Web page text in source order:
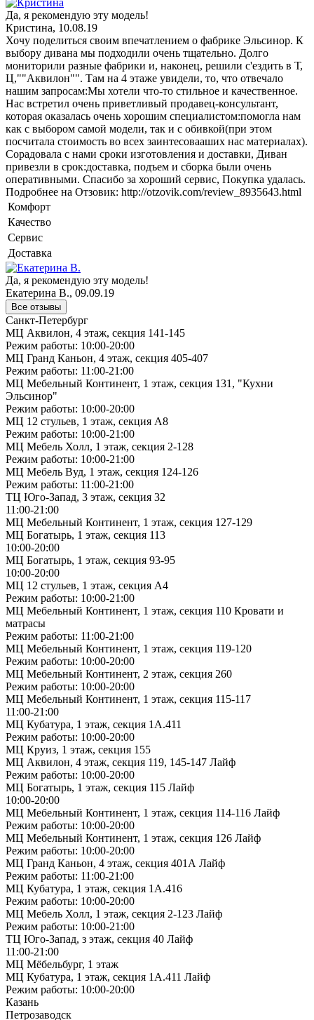
Да, я рекомендую эту модель!
Кристина, 10.08.19
Хочу поделиться своим впечатлением о фабрике Эльсинор. К
выбору дивана мы подходили очень тщательно. Долго
мониторили разные фабрики и, наконец, решили с'ездить в Т,
Ц,""Аквилон"". Там на 4 этаже увидели, то, что отвечало
нашим запросам:Мы хотели что-то стильное и качественное.
Нас встретил очень приветливый продавец-консультант,
которая оказалась очень хорошим специалистом:помогла нам
как с выбором самой модели, так и с обивкой(при этом
посчитала стоимость во всех заинтесовааших нас материалах).
Сорадовала с нами сроки изготовления и доставки, Диван
привезли в срок:доставка, подъем и сборка были очень
оперативными. Спасибо за хороший сервис, Покупка удалась.
Подробнее на Отзовик: http://otzovik.com/review_8935643.html
Комфорт
Качество
Сервис
Доставка
Да, я рекомендую эту модель!
Екатерина В., 09.09.19
Все отзывы
Санкт-Петербург
МЦ Аквилон, 4 этаж, секция 141-145
Режим работы: 10:00-20:00
МЦ Гранд Каньон, 4 этаж, секция 405-407
Режим работы: 11:00-21:00
МЦ Мебельный Континент, 1 этаж, секция 131, "Кухни
Эльсинор"
Режим работы: 10:00-20:00
МЦ 12 стульев, 1 этаж, секция А8
Режим работы: 10:00-21:00
МЦ Мебель Холл, 1 этаж, секция 2-128
Режим работы: 10:00-21:00
МЦ Мебель Вуд, 1 этаж, секция 124-126
Режим работы: 11:00-21:00
ТЦ Юго-Запад, 3 этаж, секция 32
11:00-21:00
МЦ Мебельный Континент, 1 этаж, секция 127-129
МЦ Богатырь, 1 этаж, секция 113
10:00-20:00
МЦ Богатырь, 1 этаж, секция 93-95
10:00-20:00
МЦ 12 стульев, 1 этаж, секция А4
Режим работы: 10:00-21:00
МЦ Мебельный Континент, 1 этаж, секция 110 Кровати и
матрасы
Режим работы: 11:00-21:00
МЦ Мебельный Континент, 1 этаж, секция 119-120
Режим работы: 10:00-20:00
МЦ Мебельный Континент, 2 этаж, секция 260
Режим работы: 10:00-20:00
МЦ Мебельный Континент, 1 этаж, секция 115-117
11:00-21:00
МЦ Кубатура, 1 этаж, секция 1А.411
Режим работы: 10:00-20:00
МЦ Круиз, 1 этаж, секция 155
МЦ Аквилон, 4 этаж, секция 119, 145-147 Лайф
Режим работы: 10:00-20:00
МЦ Богатырь, 1 этаж, секция 115 Лайф
10:00-20:00
МЦ Мебельный Континент, 1 этаж, секция 114-116 Лайф
Режим работы: 10:00-20:00
МЦ Мебельный Континент, 1 этаж, секция 126 Лайф
Режим работы: 10:00-20:00
МЦ Гранд Каньон, 4 этаж, секция 401А Лайф
Режим работы: 11:00-21:00
МЦ Кубатура, 1 этаж, секция 1А.416
Режим работы: 10:00-20:00
МЦ Мебель Холл, 1 этаж, секция 2-123 Лайф
Режим работы: 10:00-21:00
ТЦ Юго-Запад, з этаж, секция 40 Лайф
11:00-21:00
МЦ Мёбельбург, 1 этаж
МЦ Кубатура, 1 этаж, секция 1А.411 Лайф
Режим работы: 10:00-20:00
Казань
Петрозаводск